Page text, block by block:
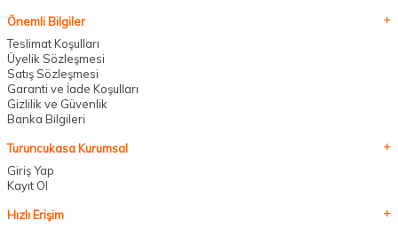
Önemli Bilgiler
Teslimat Koşulları
Üyelik Sözleşmesi
Satış Sözleşmesi
Garanti ve İade Koşulları
Gizlilik ve Güvenlik
Banka Bilgileri
Turuncukasa Kurumsal
Giriş Yap
Kayıt Ol
Hızlı Erişim